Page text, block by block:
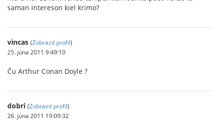
saman intereson kiel krimo?
vincas (Zobraziť profil)
25. júna 2011 9:49:10
Ĉu Arthur Conan Doyle ?
dobri (Zobraziť profil)
26. júna 2011 19:09:32